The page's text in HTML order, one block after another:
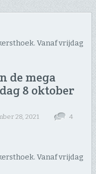
Vanaf vrijdag
de mega
8 oktober
28, 2021
4
Vanaf vrijdag